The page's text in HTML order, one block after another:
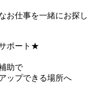
お仕事を一緒にお探し
ポート★
助で
ップできる場所へ